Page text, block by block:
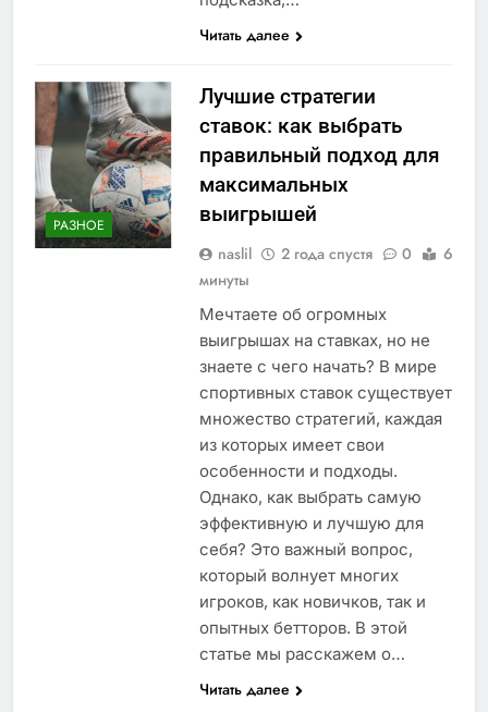
Читать далее
РАЗНОЕ
Лучшие стратегии
ставок: как выбрать
правильный подход для
максимальных
выигрышей
naslil 2 года спустя 0
6
минуты
Мечтаете об огромных
выигрышах на ставках, но не
знаете с чего начать? В мире
спортивных ставок существует
множество стратегий, каждая
из которых имеет свои
особенности и подходы.
Однако, как выбрать самую
эффективную и лучшую для
себя? Это важный вопрос,
который волнует многих
игроков, как новичков, так и
опытных бетторов. В этой
статье мы расскажем о…
Читать далее